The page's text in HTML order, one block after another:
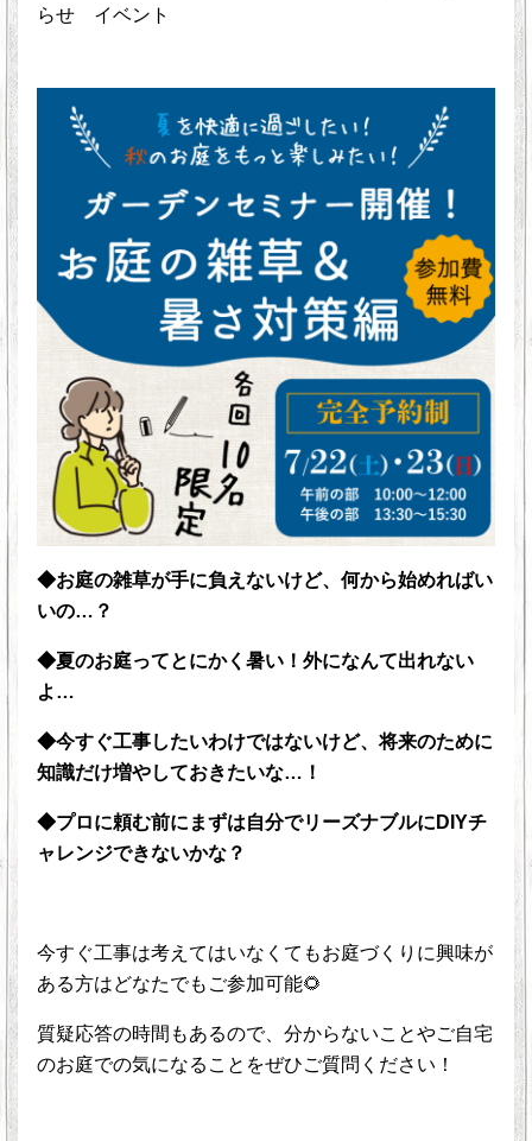
らせ
イベント
◆お庭の雑草が手に負えないけど、何から始めればい
いの…？
◆夏のお庭ってとにかく暑い！外になんて出れない
よ…
◆今すぐ工事したいわけではないけど、将来のために
知識だけ増やしておきたいな…！
◆プロに頼む前にまずは自分でリーズナブルにDIYチ
ャレンジできないかな？
今すぐ工事は考えてはいなくてもお庭づくりに興味が
ある方はどなたでもご参加可能🌻
質疑応答の時間もあるので、分からないことやご自宅
のお庭での気になることをぜひご質問ください！